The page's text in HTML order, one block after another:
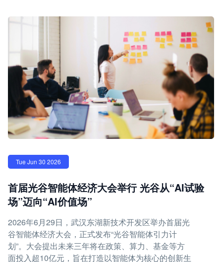
Tue Jun 30 2026
首届光谷智能体经济大会举行 光谷从“AI试验
场”迈向“AI价值场”
2026年6月29日，武汉东湖新技术开发区举办首届光
谷智能体经济大会，正式发布“光谷智能体引力计
划”。大会提出未来三年将在政策、算力、基金等方
面投入超10亿元，旨在打造以智能体为核心的创新生